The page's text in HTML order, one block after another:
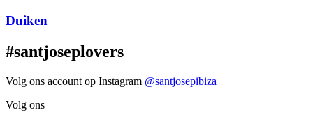
Duiken
#santjoseplovers
Volg ons account op Instagram @santjosepibiza
Volg ons